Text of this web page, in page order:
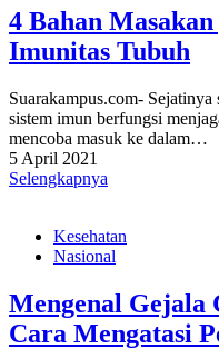
4 Bahan
Imunitas Tubuh
Suarakampus.com-
sistem imun berfungsi
mencoba masuk ke dalam…
5 April 2021
Selengkapnya
Kesehatan
Nasional
Mengenal Gejala
Cara Mengatasi